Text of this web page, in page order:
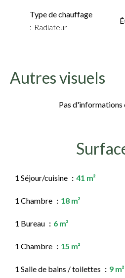
Type de chauffage
Radiateur
Autres visuels
Pas d'informations
1 Séjour/cuisine 41 m²
1 Chambre 18 m²
1 Bureau 6 m²
1 Chambre 15 m²
1 Salle de bains / toilettes 9 m²